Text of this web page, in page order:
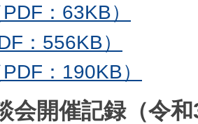
：63KB）
：556KB）
：190KB）
会開催記録（令